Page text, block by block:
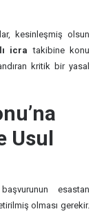
kesinleşmiş olsun
icra takibine konu
kritik bir yasal
Usul
esastan
olması gerekir.